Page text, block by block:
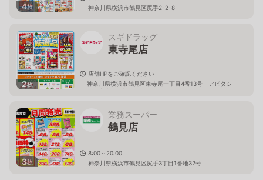
4枚
神奈川県横浜市鶴見区尻手2-2-8
2枚
スギドラッグ
東寺尾店
店舗HPをご確認ください
神奈川県横浜市鶴見区東寺尾一丁目4番13号 アビタシ
オン東寺尾1階
3枚
業務スーパー
鶴見店
8:00～20:00
神奈川県横浜市鶴見区尻手3丁目1番地32号